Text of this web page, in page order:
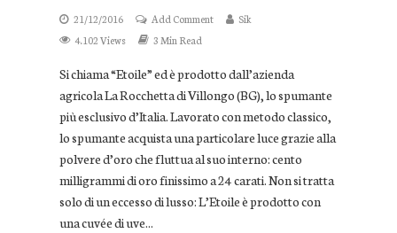
21/12/2016 Add Comment
Sik
4.102 Views
3 Min Read
Si chiama “Etoile” ed è prodotto dall’azienda
agricola La Rocchetta di Villongo (BG), lo spumante
più esclusivo d’Italia. Lavorato con metodo classico,
lo spumante acquista una particolare luce grazie alla
polvere d’oro che fluttua al suo interno: cento
milligrammi di oro finissimo a 24 carati. Non si tratta
solo di un eccesso di lusso: L’Etoile è prodotto con
una cuvée di uve...